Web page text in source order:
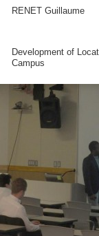
RENET Guillaume
Development of
Campus